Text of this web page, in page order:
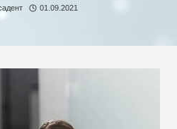
01.09.2021